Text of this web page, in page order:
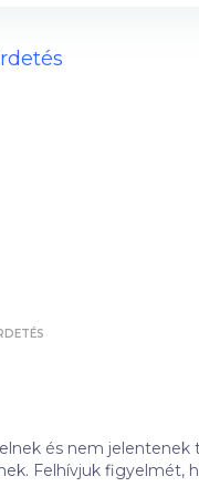
és nem jelentenek